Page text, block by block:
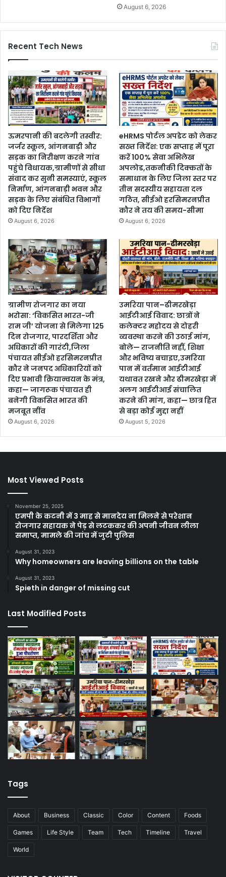
August 6, 2026
Recent Tech News
ऊमरपानी की बदलेगी तस्वीर:
जर्जर स्कूल, आंगनबाड़ी और
सड़क का निरीक्षण करने गांव
पहुंचे विधायक,ग्रामीणों से सीधा
संवाद कर सुनी समस्याएं, स्कूल
निर्माण, आंगनबाड़ी भवन और
सड़क के लिए संबंधित विभागों
को दिए निर्देश
August 6, 2026
eHRMS पोर्टल अपडेट को लेकर
सख्त निर्देश: एक सप्ताह में पूरा
करें 100% सेवा अभिलेख
अपलोड,तकनीकी दिक्कतों के
समाधान के लिए जिला स्तर पर
तीन सदस्यीय सहायता दल
गठित, सीईओ हरसिमरनप्रीत
कौर ने तय की समय-सीमा
August 6, 2026
ग्रामीण रोजगार का नया
भरोसा: ‘विकसित भारत-जी
राम जी’ योजना से मिलेगा 125
दिन रोजगार, पारदर्शिता और
अधिकारों की गारंटी,जिला
पंचायत सीईओ हरसिमरनप्रीत
कौर ने जनपद अधिकारियों को
दिए प्रभावी क्रियान्वयन के मंत्र,
कहा— जागरूक पंचायत ही
बनेगी विकसित भारत की
मजबूत नींव
August 6, 2026
उमरिया पान–ढीमरखेड़ा
आईटीआई विवाद: छात्रों ने
कलेक्टर महोदय से दोहरी
व्यवस्था करने की उठाई मांग,
बोले— राजनीति नहीं, शिक्षा
और भविष्य बचाइए,उमरिया
पान में वर्तमान आईटीआई
यथावत रखने और ढीमरखेड़ा में
अलग आईटीआई संचालित
करने की मांग, कहा— छात्र हित
से बड़ा कोई मुद्दा नहीं
August 5, 2026
Most Viewed Posts
November 25, 2025
एमपी के कटनी में 3 माह से मानदेय ना मिलने से परेशान
रोजगार सहायक ने पेड़ से लटककर की अपनी जीवन लीला
समाप्त, मामले की जांच में जुटी पुलिस
August 31, 2023
Why homeowners are leaving billions on the table
August 31, 2023
Spieth in danger of missing cut
Last Modified Posts
Tags
About Business Classic Color Content Foods
Games Life Style Team Tech Timeline Travel
World